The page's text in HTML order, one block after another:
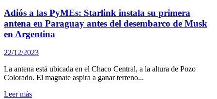
Adiós a las PyMEs: Starlink instala su primera
antena en Paraguay antes del desembarco de Musk
en Argentina
22/12/2023
La antena está ubicada en el Chaco Central, a la altura de Pozo
Colorado. El magnate aspira a ganar terreno...
Leer más